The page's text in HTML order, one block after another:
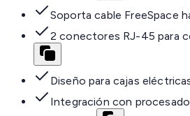
Soporta cable FreeSpace
2 conectores RJ-45 para
Diseño para cajas
Integración con